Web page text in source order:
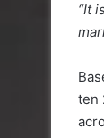
“It
ten